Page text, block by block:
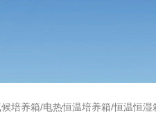
恒温培养箱/恒温恒湿箱/光照培养箱/二氧化碳培养箱